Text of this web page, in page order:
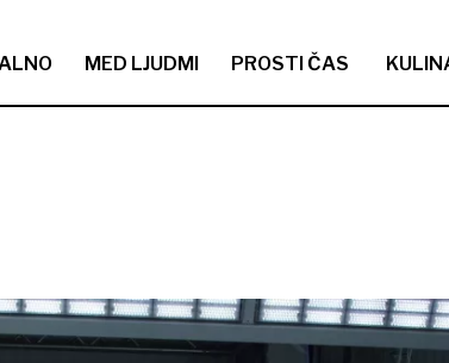
MED LJUDMI PROSTI ČAS